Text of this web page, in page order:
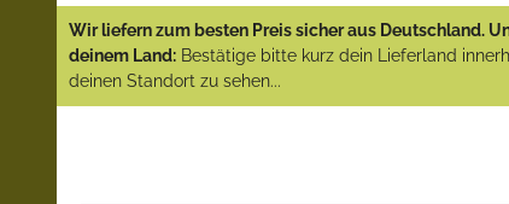
Wir liefern zum besten Preis sicher aus Deutschland.
deinem Land: Bestätige bitte kurz dein Lieferland
deinen Standort zu sehen...